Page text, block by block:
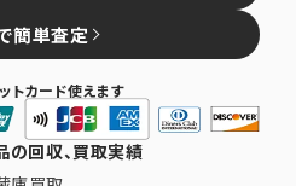
簡単査定
トカード使えます
の回収、買取実績